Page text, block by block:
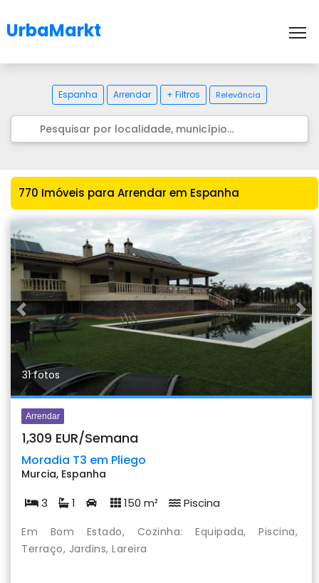
UrbaMarkt
Espanha Arrendar + Filtros Relevância
770 Imóveis para Arrendar em Espanha
Previous
31 fotos
Arrendar
1,309 EUR/Semana
Moradia T3 em Pliego
Murcia, Espanha
3 1 150 m² Piscina
Em Bom Estado, Cozinha: Equipada, Piscina,
Terraço, Jardins, Lareira